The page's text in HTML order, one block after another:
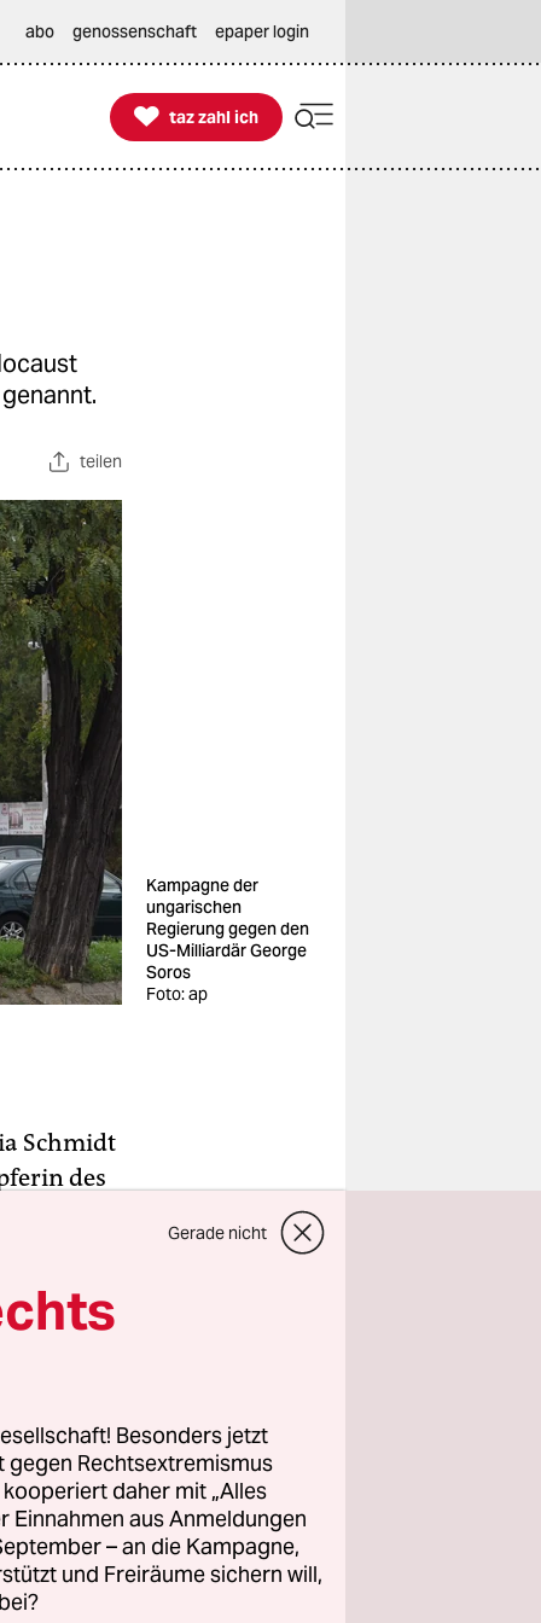
abo genossenschaft epaper login

taz zahl ich
taz zahl ich
teilen
Kampagne der
ungarischen
Regierung gegen den
US-Milliardär George
Soros
Foto: ap
Schmidt
des
ins
wem wir
mit
Gerade nicht
Besonders jetzt
gegen Rechtsextremismus
daher mit „Alles
Einnahmen aus Anmeldungen
– an die Kampagne,
und Freiräume sichern will,